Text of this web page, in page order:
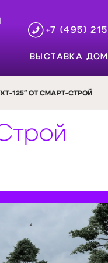
+7 (495)
ВЫСТАВКА
125" ОТ СМАРТ-СТРОЙ